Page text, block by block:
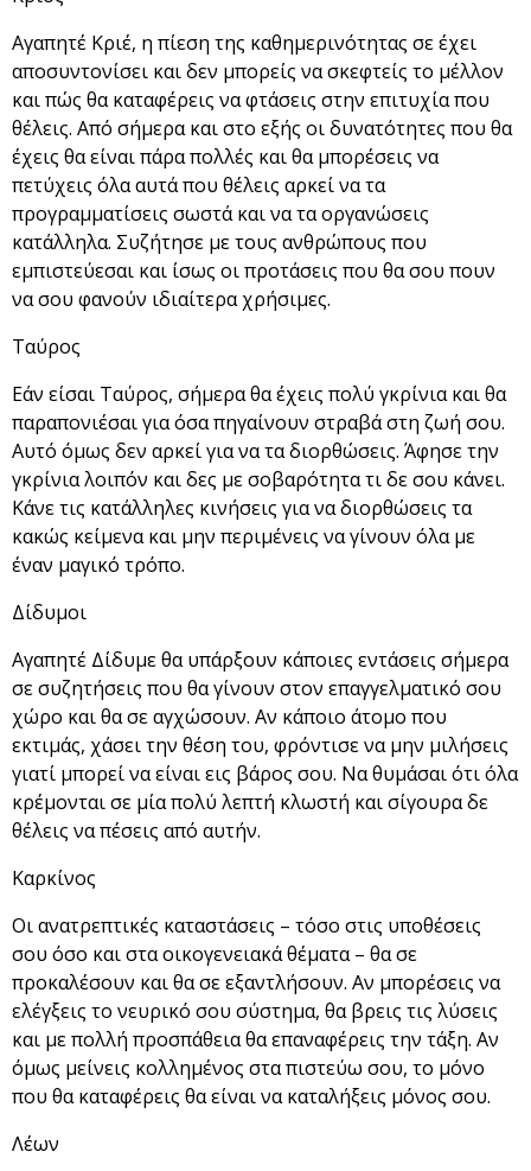
Αγαπητέ Κριέ, η πίεση της καθημερινότητας σε έχει
αποσυντονίσει και δεν μπορείς να σκεφτείς το μέλλον
και πώς θα καταφέρεις να φτάσεις στην επιτυχία που
θέλεις. Από σήμερα και στο εξής οι δυνατότητες που θα
έχεις θα είναι πάρα πολλές και θα μπορέσεις να
πετύχεις όλα αυτά που θέλεις αρκεί να τα
προγραμματίσεις σωστά και να τα οργανώσεις
κατάλληλα. Συζήτησε με τους ανθρώπους που
εμπιστεύεσαι και ίσως οι προτάσεις που θα σου πουν
να σου φανούν ιδιαίτερα χρήσιμες.
Ταύρος
Εάν είσαι Ταύρος, σήμερα θα έχεις πολύ γκρίνια και θα
παραπονιέσαι για όσα πηγαίνουν στραβά στη ζωή σου.
Αυτό όμως δεν αρκεί για να τα διορθώσεις. Άφησε την
γκρίνια λοιπόν και δες με σοβαρότητα τι δε σου κάνει.
Κάνε τις κατάλληλες κινήσεις για να διορθώσεις τα
κακώς κείμενα και μην περιμένεις να γίνουν όλα με
έναν μαγικό τρόπο.
Δίδυμοι
Αγαπητέ Δίδυμε θα υπάρξουν κάποιες εντάσεις σήμερα
σε συζητήσεις που θα γίνουν στον επαγγελματικό σου
χώρο και θα σε αγχώσουν. Αν κάποιο άτομο που
εκτιμάς, χάσει την θέση του, φρόντισε να μην μιλήσεις
γιατί μπορεί να είναι εις βάρος σου. Να θυμάσαι ότι όλα
κρέμονται σε μία πολύ λεπτή κλωστή και σίγουρα δε
θέλεις να πέσεις από αυτήν.
Καρκίνος
Οι ανατρεπτικές καταστάσεις – τόσο στις υποθέσεις
σου όσο και στα οικογενειακά θέματα – θα σε
προκαλέσουν και θα σε εξαντλήσουν. Αν μπορέσεις να
ελέγξεις το νευρικό σου σύστημα, θα βρεις τις λύσεις
και με πολλή προσπάθεια θα επαναφέρεις την τάξη. Αν
όμως μείνεις κολλημένος στα πιστεύω σου, το μόνο
που θα καταφέρεις θα είναι να καταλήξεις μόνος σου.
Λέων